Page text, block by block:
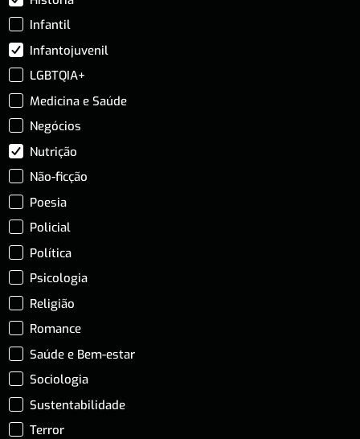
Infantil
Infantojuvenil
LGBTQIA+
Medicina e Saúde
Negócios
Nutrição
Não-ficção
Poesia
Policial
Política
Psicologia
Religião
Romance
Saúde e Bem-estar
Sociologia
Sustentabilidade
Terror